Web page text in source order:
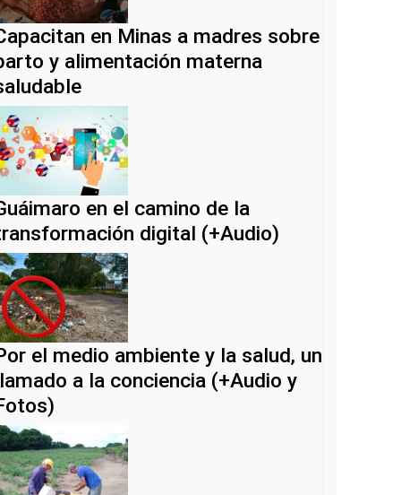
en Minas a madres sobre
y alimentación materna
en el camino de la
digital (+Audio)
el medio ambiente y la salud, un
a la conciencia (+Audio y